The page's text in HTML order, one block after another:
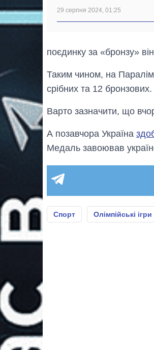
29 серпня 2024, 01:25
поєдинку за «бронзу»
Таким чином, на
срібних та 12 бронзових.
Варто зазначити, що
А позавчора Україна
Медаль завоював
Спорт Олімпійські ігри